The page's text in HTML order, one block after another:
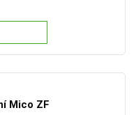
Mico ZF